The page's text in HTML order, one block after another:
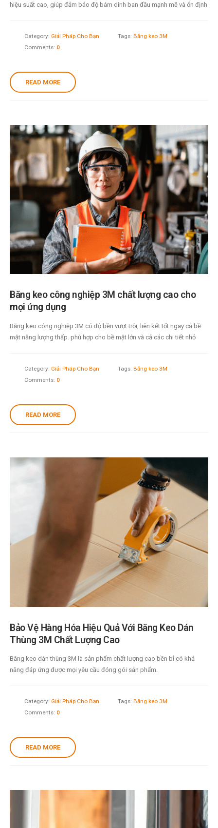
hiệu suất cao, giúp đảm bảo độ bám dính ban đầu mạnh mẽ và ổn định
Category: Giải Pháp Cho Bạn Tags: Băng keo 3M
Comments: 0
READ MORE
Băng keo công nghiệp 3M chất lượng cao cho
mọi ứng dụng
Băng keo công nghiệp 3M có độ bền vượt trội, liên kết tốt ngay cả bề
mặt năng lượng thấp. phù hợp cho bề mặt lớn và cả các chi tiết nhỏ
Category: Giải Pháp Cho Bạn Tags: Băng keo 3M
Comments: 0
READ MORE
Bảo Vệ Hàng Hóa Hiệu Quả Với Băng Keo Dán
Thùng 3M Chất Lượng Cao
Băng keo dán thùng 3M là sản phẩm chất lượng cao bền bỉ có khả
năng đáp ứng được mọi yêu cầu đóng gói sản phẩm.
Category: Giải Pháp Cho Bạn Tags: Băng keo 3M
Comments: 0
READ MORE